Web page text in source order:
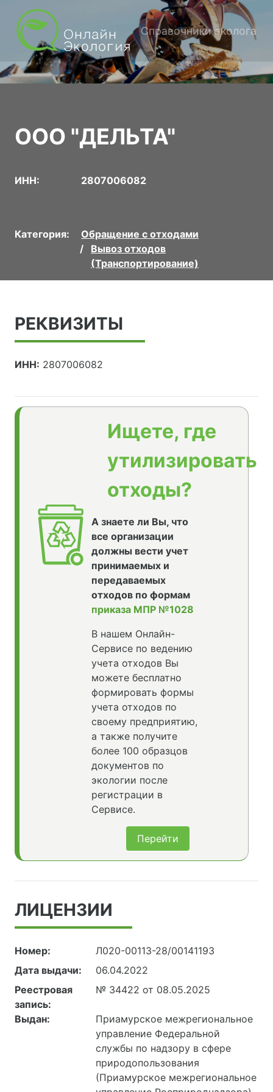
Справочники эколога
ООО "ДЕЛЬТА"
ИНН: 2807006082
Категория:
Обращение с отходами
Вывоз отходов
(Транспортирование)
РЕКВИЗИТЫ
ИНН: 2807006082
Ищете, где
утилизировать
отходы?
А знаете ли Вы, что
все организации
должны вести учет
принимаемых и
передаваемых
отходов по формам
приказа МПР №1028
В нашем Онлайн-
Сервисе по ведению
учета отходов Вы
можете бесплатно
формировать формы
учета отходов по
своему предприятию,
а также получите
более 100 образцов
документов по
экологии после
регистрации в
Сервисе.
Перейти
ЛИЦЕНЗИИ
Номер:
Л020-00113-28/00141193
Дата выдачи:
06.04.2022
Реестровая
запись:
№ 34422 от 08.05.2025
Выдан:
Приамурское межрегиональное
управление Федеральной
службы по надзору в сфере
природопользования
(Приамурское межрегиональное